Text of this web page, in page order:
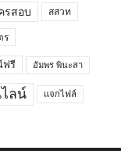
รสอบ สสวท
ร
ฟรี อัมพร พินะสา
ลน์ แจกไฟล์